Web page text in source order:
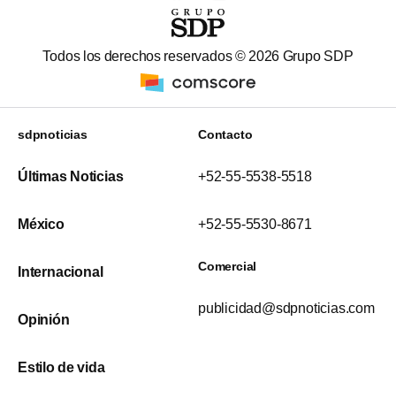
Todos los derechos reservados © 2026 Grupo SDP
sdpnoticias
Últimas Noticias
México
Internacional
Opinión
Estilo de vida
Contacto
+52-55-5538-5518
+52-55-5530-8671
Comercial
publicidad@sdpnoticias.com